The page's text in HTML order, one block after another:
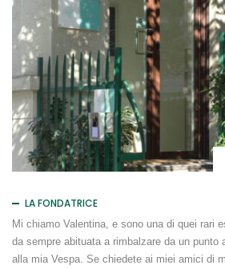
LA FONDATRICE
Mi chiamo Valentina, e sono una di quei rari
da sempre abituata a rimbalzare da un punto
alla mia Vespa. Se chiedete ai miei amici di